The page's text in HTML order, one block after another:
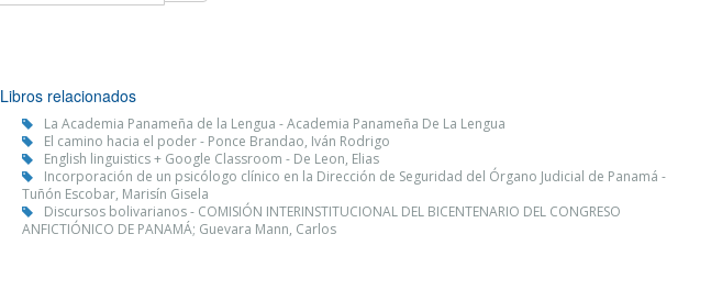
Libros relacionados
La Academia Panameña de la Lengua - Academia Panameña De La Lengua
El camino hacia el poder - Ponce Brandao, Iván Rodrigo
English linguistics + Google Classroom - De Leon, Elias
Incorporación de un psicólogo clínico en la Dirección de Seguridad del Órgano Judicial de Panamá -
Tuñón Escobar, Marisín Gisela
Discursos bolivarianos - COMISIÓN INTERINSTITUCIONAL DEL BICENTENARIO DEL CONGRESO
ANFICTIÓNICO DE PANAMÁ; Guevara Mann, Carlos